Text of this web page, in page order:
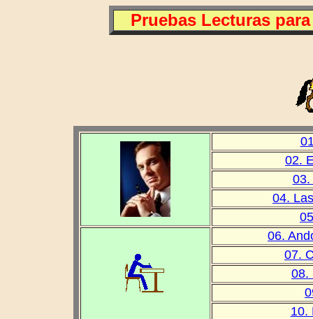
Pruebas Lecturas
02.
03.
04.
06.
07.
08.
10.